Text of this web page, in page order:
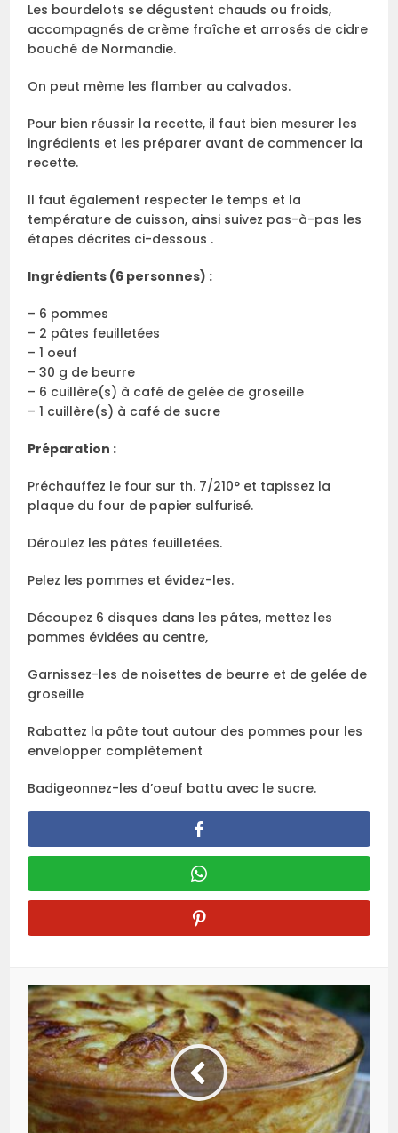
Les bourdelots se dégustent chauds ou froids,
accompagnés de crème fraîche et arrosés de cidre
bouché de Normandie.
On peut même les flamber au calvados.
Pour bien réussir la recette, il faut bien mesurer les
ingrédients et les préparer avant de commencer la
recette.
Il faut également respecter le temps et la
température de cuisson, ainsi suivez pas-à-pas les
étapes décrites ci-dessous .
Ingrédients (6 personnes) :
– 6 pommes
– 2 pâtes feuilletées
– 1 oeuf
– 30 g de beurre
– 6 cuillère(s) à café de gelée de groseille
– 1 cuillère(s) à café de sucre
Préparation :
Préchauffez le four sur th. 7/210° et tapissez la
plaque du four de papier sulfurisé.
Déroulez les pâtes feuilletées.
Pelez les pommes et évidez-les.
Découpez 6 disques dans les pâtes, mettez les
pommes évidées au centre,
Garnissez-les de noisettes de beurre et de gelée de
groseille
Rabattez la pâte tout autour des pommes pour les
envelopper complètement
Badigeonnez-les d’oeuf battu avec le sucre.